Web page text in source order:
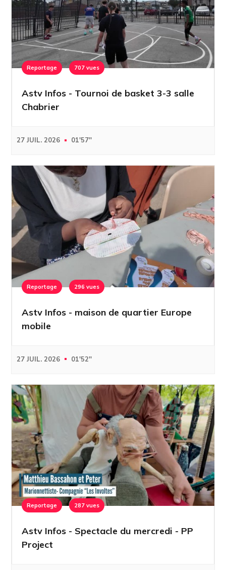
Reportage 707 vues
Astv Infos - Tournoi de basket 3-3 salle
Chabrier
27 JUIL. 2026 01'57''
Reportage 296 vues
Astv Infos - maison de quartier Europe
mobile
27 JUIL. 2026 01'52''
Reportage 287 vues
Astv Infos - Spectacle du mercredi - PP
Project